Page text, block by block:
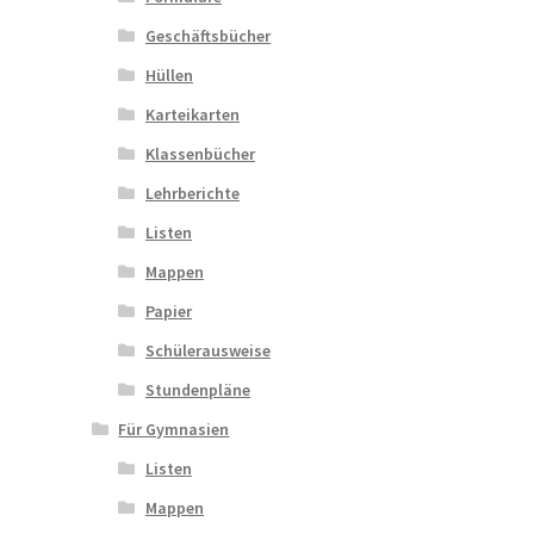
Geschäftsbücher
Hüllen
Karteikarten
Klassenbücher
Lehrberichte
Listen
Mappen
Papier
Schülerausweise
Stundenpläne
Für Gymnasien
Listen
Mappen